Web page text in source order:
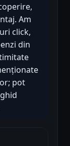
Am
click,
din
pot